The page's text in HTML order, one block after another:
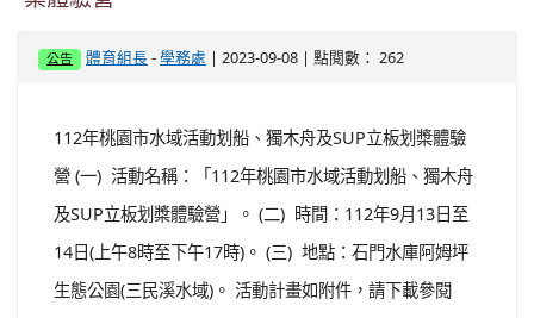
公告 體育組長 -學務處 | 2023-09-08 | 點閱數： 262
112年桃園市水域活動划船、獨木舟及SUP立板划槳體驗
營 (一) 活動名稱：「112年桃園市水域活動划船、獨木舟
及SUP立板划槳體驗營」。 (二) 時間：112年9月13日至
14日(上午8時至下午17時)。 (三) 地點：石門水庫阿姆坪
生態公園(三民溪水域)。 活動計畫如附件，請下載參閱